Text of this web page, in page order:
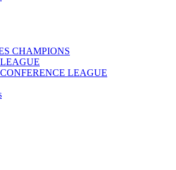
CHAMPIONS
LEAGUE